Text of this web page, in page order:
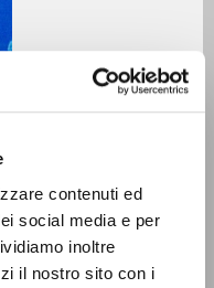
contenuti ed
social media e per
inoltre
il nostro sito con i